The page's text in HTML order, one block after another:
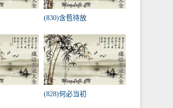
(830)含苞待放
(828)何必当初